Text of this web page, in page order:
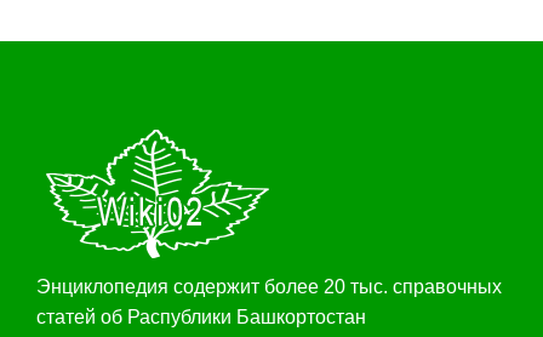
Энциклопедия содержит более 20 тыс. справочных
статей об Распублики Башкортостан